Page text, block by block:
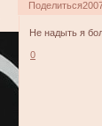
Поделиться
Не надыть я
0